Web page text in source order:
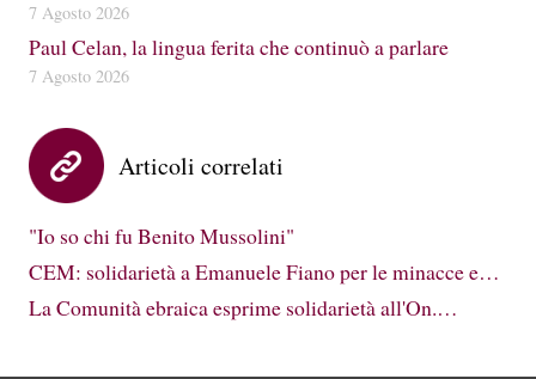
7 Agosto 2026
Paul Celan, la lingua ferita che continuò a parlare
7 Agosto 2026
Articoli correlati
"Io so chi fu Benito Mussolini"
CEM: solidarietà a Emanuele Fiano per le minacce e…
La Comunità ebraica esprime solidarietà all'On.…